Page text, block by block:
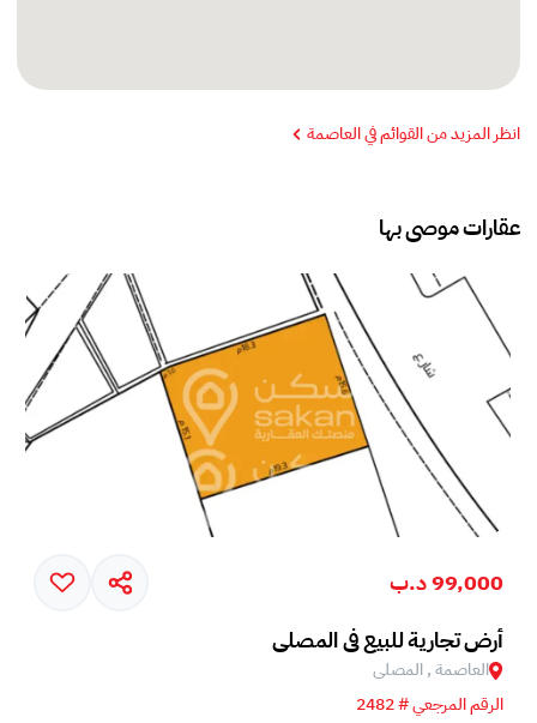
انظر المزيد من القوائم في العاصمة
عقارات موصى بها
99,000 د.ب
أرض تجارية للبيع في المصلى
العاصمة , المصلى
الرقم المرجعي # 2482